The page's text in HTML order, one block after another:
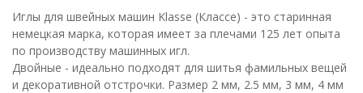
Иглы для швейных машин Klasse (Классе) - это старинная
немецкая марка, которая имеет за плечами 125 лет опыта
по производству машинных игл.
Двойные - идеально подходят для шитья фамильных вещей
и декоративной отстрочки. Размер 2 мм, 2.5 мм, 3 мм, 4 мм